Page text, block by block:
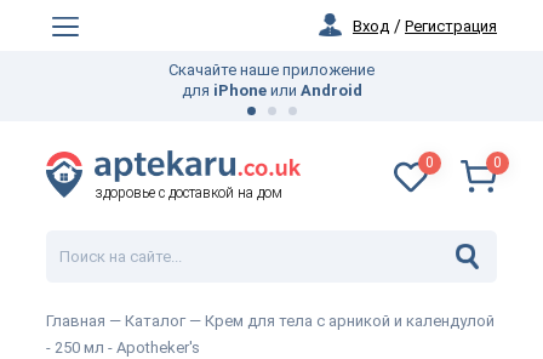
Вход / Регистрация
Скачайте наше приложение
для iPhone или Android
здоровье с доставкой на дом
0 0
Главная — Каталог — Крем для тела с арникой и календулой
- 250 мл - Apotheker's